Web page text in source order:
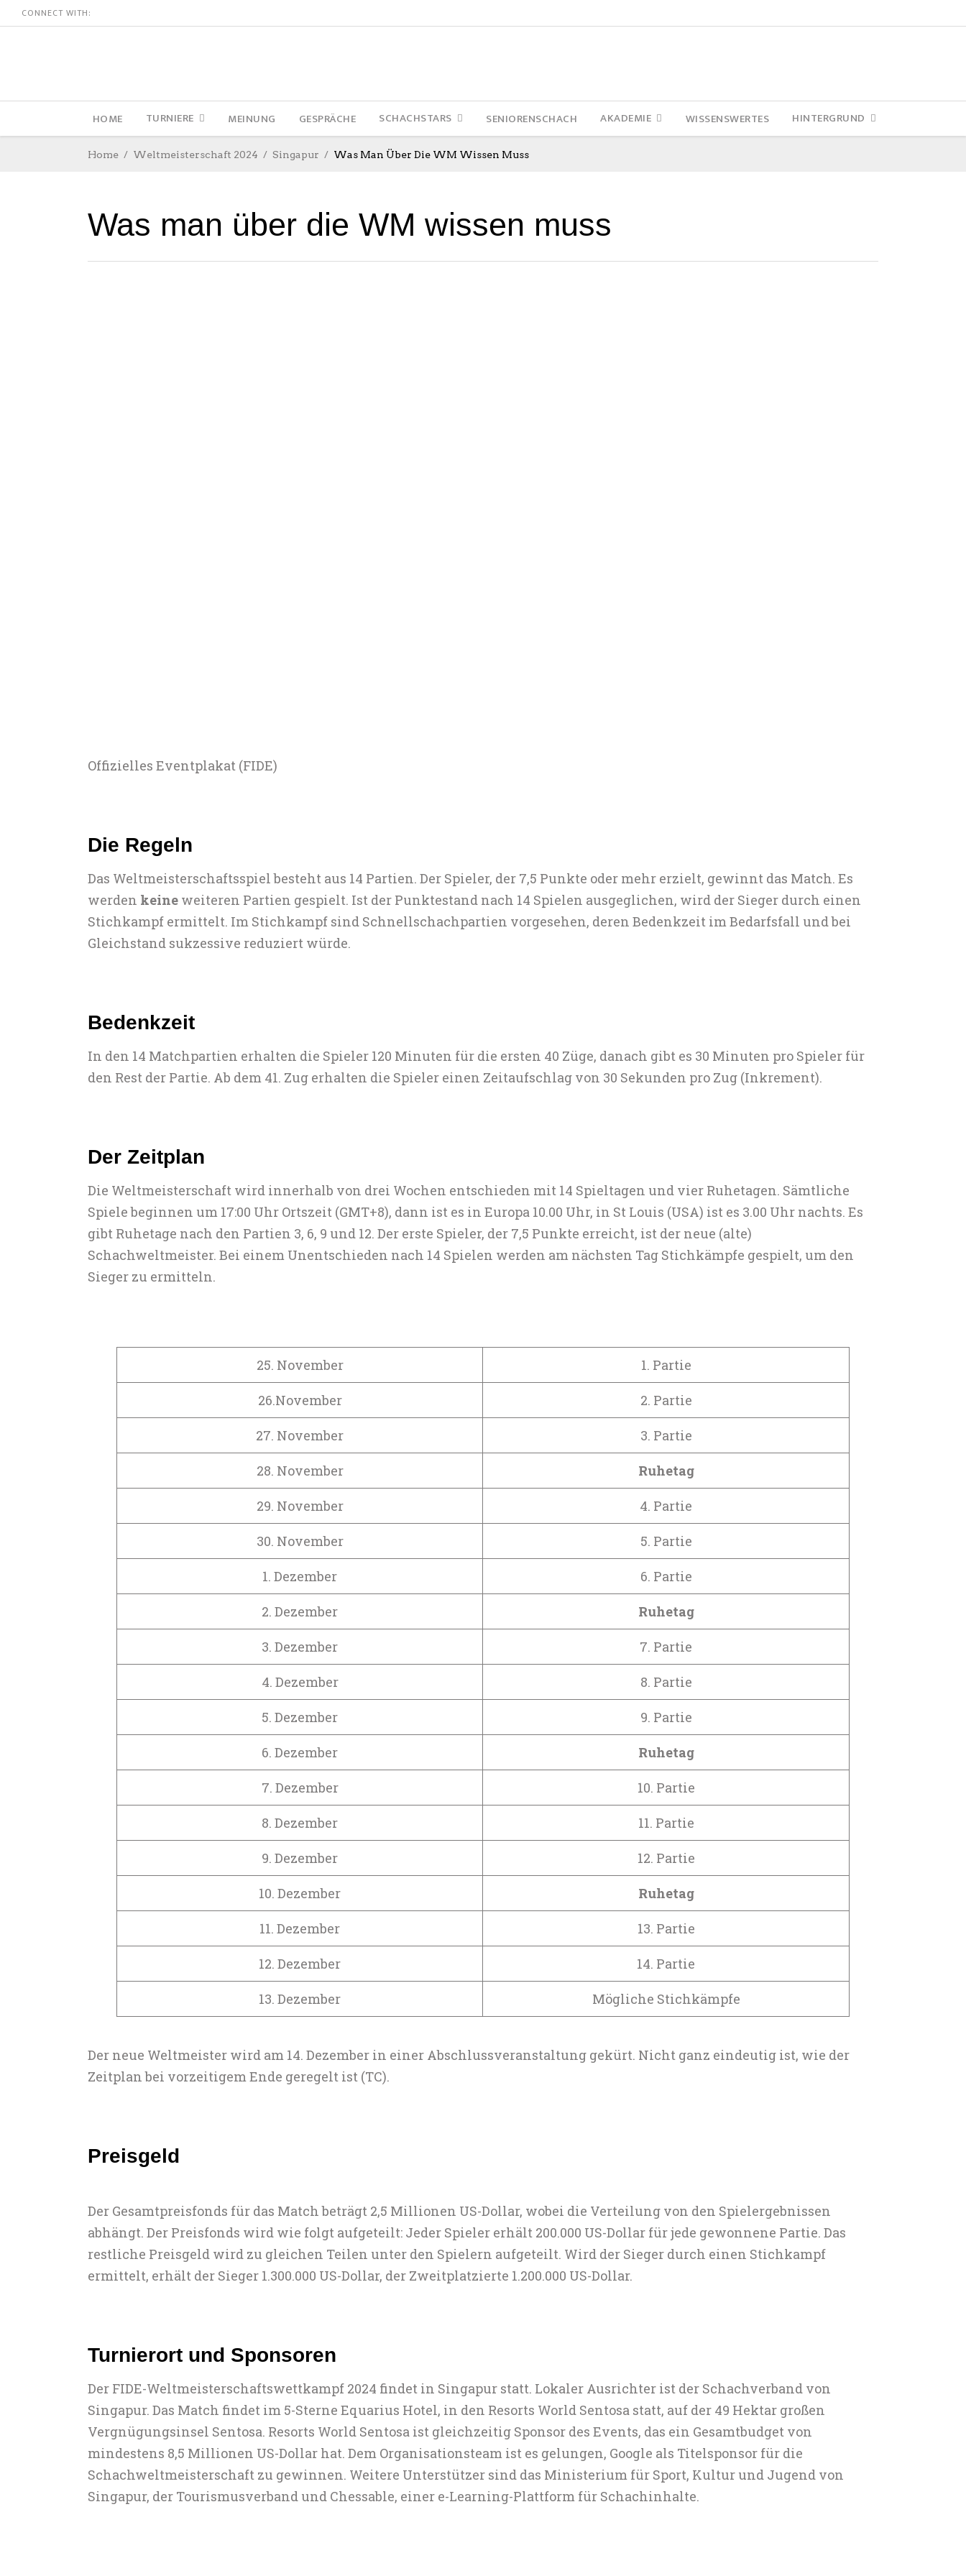
CONNECT WITH:
HOME TURNIERE MEINUNG GESPRÄCHE SCHACHSTARS SENIORENSCHACH AKADEMIE WISSENSWERTES HINTERGRUND
Home Weltmeisterschaft 2024 Singapur Was Man Über Die WM Wissen Muss
Was man über die WM wissen muss
Offizielles Eventplakat (FIDE)
Die Regeln
Das Weltmeisterschaftsspiel besteht aus 14 Partien. Der Spieler, der 7,5 Punkte oder mehr erzielt, gewinnt das Match. Es
werden keine weiteren Partien gespielt. Ist der Punktestand nach 14 Spielen ausgeglichen, wird der Sieger durch einen
Stichkampf ermittelt. Im Stichkampf sind Schnellschachpartien vorgesehen, deren Bedenkzeit im Bedarfsfall und bei
Gleichstand sukzessive reduziert würde.
Bedenkzeit
In den 14 Matchpartien erhalten die Spieler 120 Minuten für die ersten 40 Züge, danach gibt es 30 Minuten pro Spieler für
den Rest der Partie. Ab dem 41. Zug erhalten die Spieler einen Zeitaufschlag von 30 Sekunden pro Zug (Inkrement).
Der Zeitplan
Die Weltmeisterschaft wird innerhalb von drei Wochen entschieden mit 14 Spieltagen und vier Ruhetagen. Sämtliche
Spiele beginnen um 17:00 Uhr Ortszeit (GMT+8), dann ist es in Europa 10.00 Uhr, in St Louis (USA) ist es 3.00 Uhr nachts. Es
gibt Ruhetage nach den Partien 3, 6, 9 und 12. Der erste Spieler, der 7,5 Punkte erreicht, ist der neue (alte)
Schachweltmeister. Bei einem Unentschieden nach 14 Spielen werden am nächsten Tag Stichkämpfe gespielt, um den
Sieger zu ermitteln.
25. November 1. Partie
26.November 2. Partie
27. November 3. Partie
28. November Ruhetag
29. November 4. Partie
30. November 5. Partie
1. Dezember 6. Partie
2. Dezember Ruhetag
3. Dezember 7. Partie
4. Dezember 8. Partie
5. Dezember 9. Partie
6. Dezember Ruhetag
7. Dezember 10. Partie
8. Dezember 11. Partie
9. Dezember 12. Partie
10. Dezember Ruhetag
11. Dezember 13. Partie
12. Dezember 14. Partie
13. Dezember Mögliche Stichkämpfe
Der neue Weltmeister wird am 14. Dezember in einer Abschlussveranstaltung gekürt. Nicht ganz eindeutig ist, wie der
Zeitplan bei vorzeitigem Ende geregelt ist (TC).
Preisgeld
Der Gesamtpreisfonds für das Match beträgt 2,5 Millionen US-Dollar, wobei die Verteilung von den Spielergebnissen
abhängt. Der Preisfonds wird wie folgt aufgeteilt: Jeder Spieler erhält 200.000 US-Dollar für jede gewonnene Partie. Das
restliche Preisgeld wird zu gleichen Teilen unter den Spielern aufgeteilt. Wird der Sieger durch einen Stichkampf
ermittelt, erhält der Sieger 1.300.000 US-Dollar, der Zweitplatzierte 1.200.000 US-Dollar.
Turnierort und Sponsoren
Der FIDE-Weltmeisterschaftswettkampf 2024 findet in Singapur statt. Lokaler Ausrichter ist der Schachverband von
Singapur. Das Match findet im 5-Sterne Equarius Hotel, in den Resorts World Sentosa statt, auf der 49 Hektar großen
Vergnügungsinsel Sentosa. Resorts World Sentosa ist gleichzeitig Sponsor des Events, das ein Gesamtbudget von
mindestens 8,5 Millionen US-Dollar hat. Dem Organisationsteam ist es gelungen, Google als Titelsponsor für die
Schachweltmeisterschaft zu gewinnen. Weitere Unterstützer sind das Ministerium für Sport, Kultur und Jugend von
Singapur, der Tourismusverband und Chessable, einer e-Learning-Plattform für Schachinhalte.